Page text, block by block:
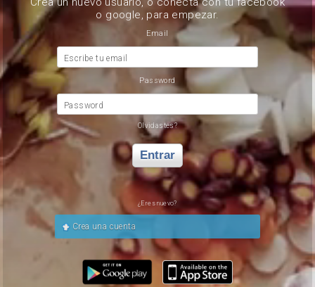
o google, para empezar.
Email
Escribe tu email
Password
Password
Olvidastes?
Entrar
¿Eres nuevo?
Crea una cuenta